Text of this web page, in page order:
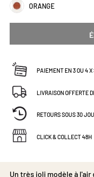
ORANGE
PAIEMENT EN 3 OU 4
LIVRAISON OFFERTE
RETOURS SOUS 30
CLICK & COLLECT 48H
Un très joli modèle à